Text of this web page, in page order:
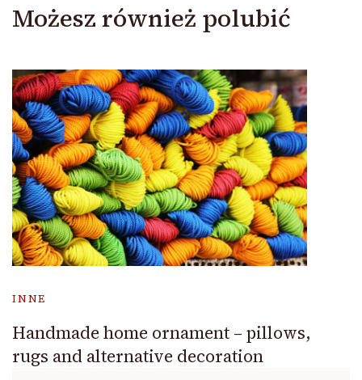
Możesz również polubić
INNE
Handmade home ornament – pillows,
rugs and alternative decoration